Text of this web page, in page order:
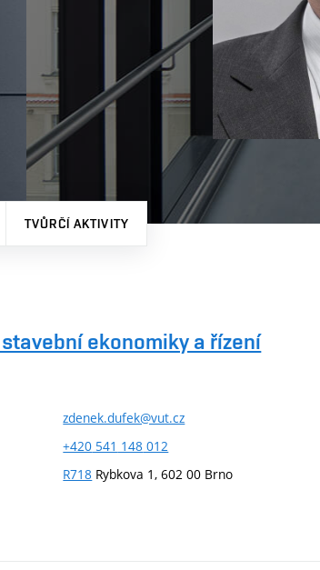
TVŮRČÍ AKTIVITY
ekonomiky a řízení
zdenek.dufek@vut.cz
+420 541 148 012
R718 Rybkova 1, 602 00 Brno